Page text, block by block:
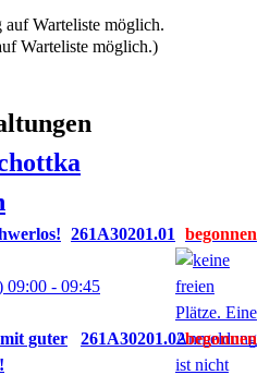
Warteliste möglich.)
261A30201.01
09:00 - 09:45
guter
261A30201.02